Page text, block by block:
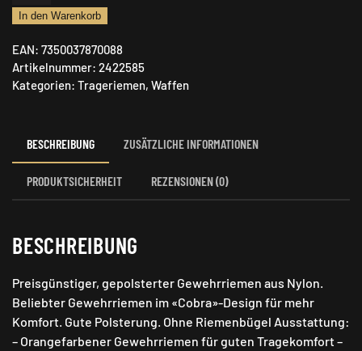
Menge
In den Warenkorb
EAN: 7350037870088
Artikelnummer: 2422585
Kategorien: Trageriemen, Waffen
BESCHREIBUNG ZUSÄTZLICHE INFORMATIONEN
PRODUKTSICHERHEIT REZENSIONEN (0)
BESCHREIBUNG
Preisgünstiger, gepolsterter Gewehrriemen aus Nylon.
Beliebter Gewehrriemen im «Cobra»-Design für mehr
Komfort. Gute Polsterung. Ohne Riemenbügel Ausstattung:
– Orangefarbener Gewehrriemen für guten Tragekomfort –